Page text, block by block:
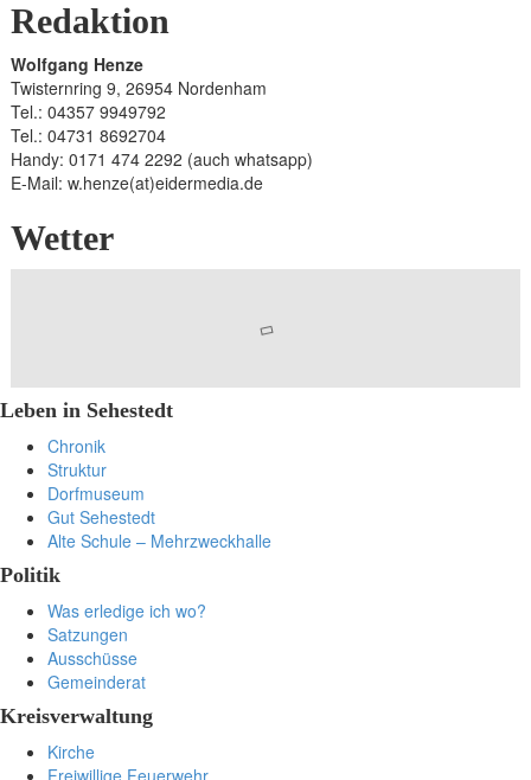
Redaktion
Wolfgang Henze
Twisternring 9, 26954 Nordenham
Tel.: 04357 9949792
Tel.: 04731 8692704
Handy: 0171 474 2292 (auch whatsapp)
E-Mail: w.henze(at)eidermedia.de
Wetter
Leben in Sehestedt
Chronik
Struktur
Dorfmuseum
Gut Sehestedt
Alte Schule – Mehrzweckhalle
Politik
Was erledige ich wo?
Satzungen
Ausschüsse
Gemeinderat
Kreisverwaltung
Kirche